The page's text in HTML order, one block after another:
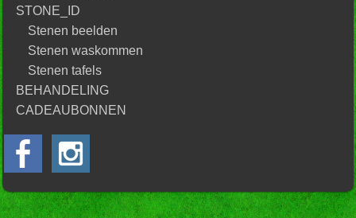
STONE_ID
Stenen beelden
Stenen waskommen
Stenen tafels
BEHANDELING
CADEAUBONNEN